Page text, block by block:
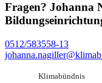
Fragen? Johanna
0512/583558-13
Klimabündnis